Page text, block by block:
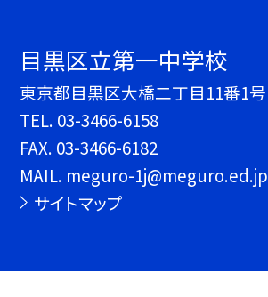
目黒区立第一中学校
東京都目黒区大橋二丁目11番1号
TEL. 03-3466-6158
FAX. 03-3466-6182
MAIL. meguro-1j@meguro.ed.jp
サイトマップ